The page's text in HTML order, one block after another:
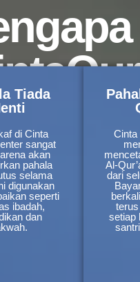
Tiada
di Cinta
sangat
akan
pahala
selama
digunakan
seperti
ibadah,
dan
Cinta
Al-
dari
setiap